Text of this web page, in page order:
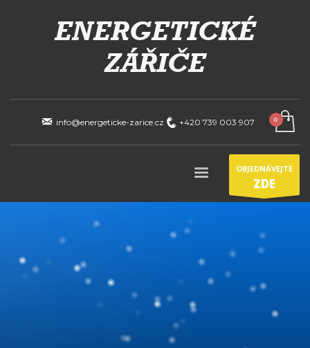
info@energeticke-zarice.cz +420 739 003 907
OBJEDNÁVEJTE
ZDE